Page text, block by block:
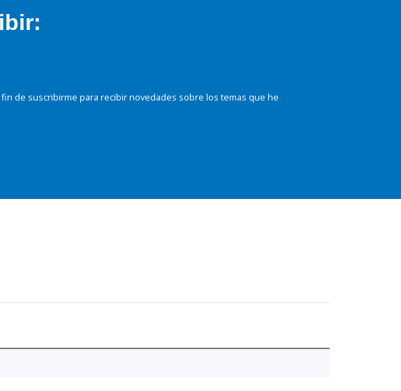
de suscribirme para recibir novedades sobre los temas que he